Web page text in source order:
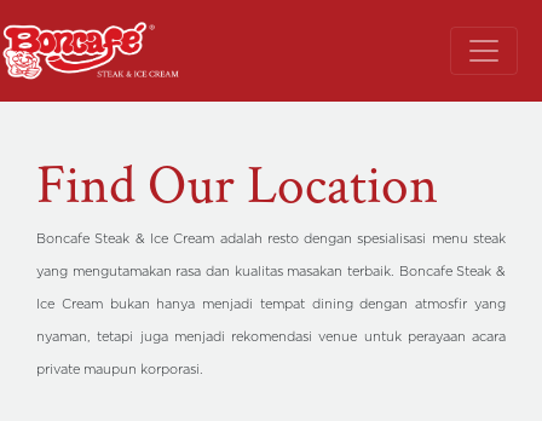
Find Our Location
Boncafe Steak & Ice Cream adalah resto dengan spesialisasi menu steak
yang mengutamakan rasa dan kualitas masakan terbaik. Boncafe Steak &
Ice Cream bukan hanya menjadi tempat dining dengan atmosfir yang
nyaman, tetapi juga menjadi rekomendasi venue untuk perayaan acara
private maupun korporasi.